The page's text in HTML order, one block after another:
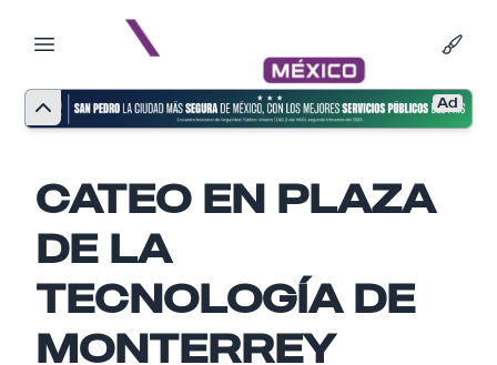
Ad
CATEO EN PLAZA
DE LA
TECNOLOGÍA DE
MONTERREY